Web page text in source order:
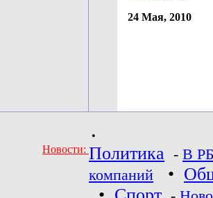
24 Мая, 2010
•
Новости: Политика - В РБ
компаний
•